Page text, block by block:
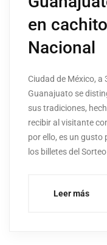
en
Nacional
Ciudad de México, a
Guanajuato se
sus tradiciones,
recibir al visitante
por ello, es un gusto
los billetes del
Leer más